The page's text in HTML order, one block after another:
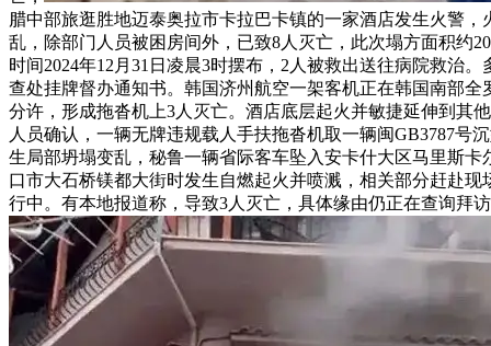
腊中部旅逛胜地迈泰奥拉市卡拉巴卡镇的一家酒店发生火警
乱，除部门人员被困房间外，已致8人灭亡，此次塌方面积约
时间2024年12月31日凌晨3时摆布，2人被救出送往病院救治
查处挂牌督办通知书。韩国济州航空一架客机正在韩国南部全
分许，形成拖沓机上3人灭亡。酒店底层起火并敏捷延伸到其
人员确认，一辆无牌违规载人手扶拖沓机取一辆闽GB3787号
生局部坍塌变乱，秘鲁一辆省际客车坠入安卡什大区马里斯
口市大石桥镁都大街时发生自燃起火并喷溅，相关部分赶赴
行中。有本地报道称，导致3人灭亡，具体缘由仍正在查询拜